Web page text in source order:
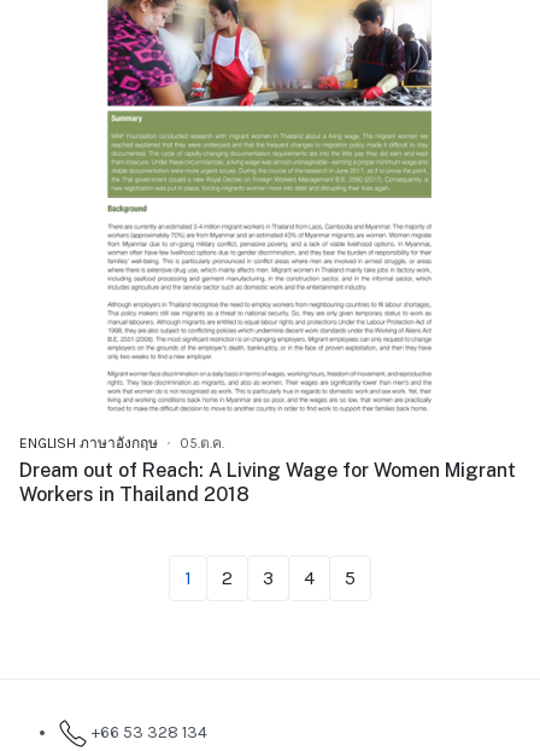
ENGLISH ภาษาอังกฤษ 05.ต.ค.
Dream out of Reach: A Living Wage for Women Migrant
Workers in Thailand 2018
1 2 3 4 5
+66 53 328 134